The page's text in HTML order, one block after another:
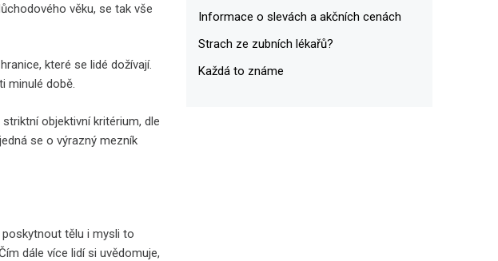
věku, se tak vše
které se lidé dožívají.
minulé době.
objektivní kritérium, dle
se o výrazný mezník
tělu i mysli to
dále více lidí si uvědomuje,
Informace o slevách a akčních cenách
Strach ze zubních lékařů?
Každá to známe